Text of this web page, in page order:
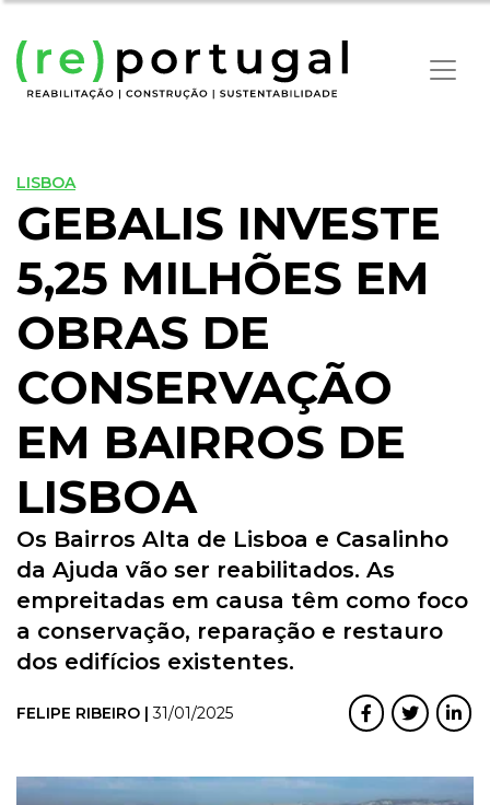
LISBOA
GEBALIS INVESTE
5,25 MILHÕES EM
OBRAS DE
CONSERVAÇÃO
EM BAIRROS DE
LISBOA
Os Bairros Alta de Lisboa e Casalinho
da Ajuda vão ser reabilitados. As
empreitadas em causa têm como foco
a conservação, reparação e restauro
dos edifícios existentes.
FELIPE RIBEIRO |31/01/2025